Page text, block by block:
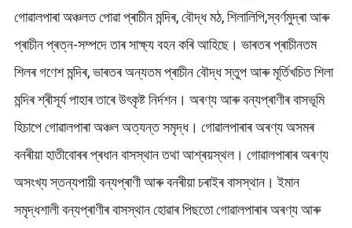
গোৱালপাৰা অঞ্চলত পোৱা প্ৰাচীন মন্দিৰ, বৌদ্ধ মঠ, শিলালিপি,স্বৰ্ণমুদ্ৰা আৰু
প্ৰাচীন প্ৰত্ন-সম্পদে তাৰ সাক্ষ্য বহন কৰি আহিছে। ভাৰতৰ প্ৰাচীনতম
শিলৰ গণেশ মন্দিৰ, ভাৰতৰ অন্যতম প্ৰাচীন বৌদ্ধ স্তুপ আৰু মূৰ্তিখচিত শিলা
মন্দিৰ শ্ৰীসূৰ্য পাহাৰ তাৰে উৎকৃষ্ট নিৰ্দশন। অৰণ্য আৰু বন্যপ্ৰাণীৰ বাসভূমি
হিচাপে গোৱালপাৰা অঞ্চল অত্যন্ত সমৃদ্ধ। গোৱালপাৰাৰ অৰণ্য অসমৰ
বনৰীয়া হাতীবোৰৰ প্ৰধান বাসস্থান তথা আশ্ৰয়স্থল। গোৱালপাৰাৰ অৰণ্য
অসংখ্য স্তন্যপায়ী বন্যপ্ৰাণী আৰু বনৰীয়া চৰাইৰ বাসস্থান। ইমান
সমৃদ্ধশালী বন্যপ্ৰাণীৰ বাসস্থান হোৱাৰ পিছতো গোৱালপাৰাৰ অৰণ্য আৰু